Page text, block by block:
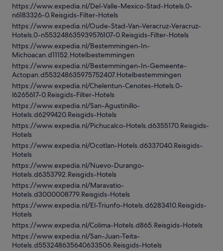
https://www.expedia.nl/Del-Valle-Mexico-Stad-Hotels.0-
n6183326-0.Reisgids-Filter-Hotels
https://www.expedia.nl/Oude-Stad-Van-Veracruz-Veracruz-
Hotels.0-n553248635939576107-0.Reisgids-Filter-Hotels
https://www.expedia.nl/Bestemmingen-In-
Michoacan.d11152.Hotelbestemmingen
https://www.expedia.nl/Bestemmingen-In-Gemeente-
Actopan.d553248635975752407.Hotelbestemmingen
https://www.expedia.nl/Chelentun-Cenotes-Hotels.0-
l6265617-0.Reisgids-Filter-Hotels
https://www.expedia.nl/San-Agustinillo-
Hotels.d6299420.Reisgids-Hotels
https://www.expedia.nl/Pichucalco-Hotels.d6355170.Reisgids-
Hotels
https://www.expedia.nl/Ocotlan-Hotels.d6337040.Reisgids-
Hotels
https://www.expedia.nl/Nuevo-Durango-
Hotels.d6353792.Reisgids-Hotels
https://www.expedia.nl/Maravatio-
Hotels.d3000008779.Reisgids-Hotels
https://www.expedia.nl/El-Triunfo-Hotels.d6283410.Reisgids-
Hotels
https://www.expedia.nl/Colima-Hotels.d865.Reisgids-Hotels
https://www.expedia.nl/San-Juan-Teita-
Hotels.d553248635640633506.Reisgids-Hotels